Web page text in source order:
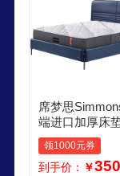
席梦思
端进口加厚床
重静音独立袋装
簧双人床垫软床
奢境 15002000
领1000元券
到手价： ￥